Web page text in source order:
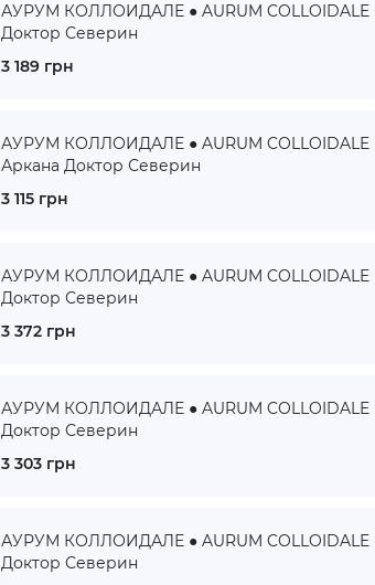
АУРУМ КОЛЛОИДАЛЕ ● AURUM COLLOIDALE
Доктор Северин
3 189 грн
АУРУМ КОЛЛОИДАЛЕ ● AURUM COLLOIDALE
Аркана Доктор Северин
3 115 грн
АУРУМ КОЛЛОИДАЛЕ ● AURUM COLLOIDALE
Доктор Северин
3 372 грн
АУРУМ КОЛЛОИДАЛЕ ● AURUM COLLOIDALE
Доктор Северин
3 303 грн
АУРУМ КОЛЛОИДАЛЕ ● AURUM COLLOIDALE
Доктор Северин